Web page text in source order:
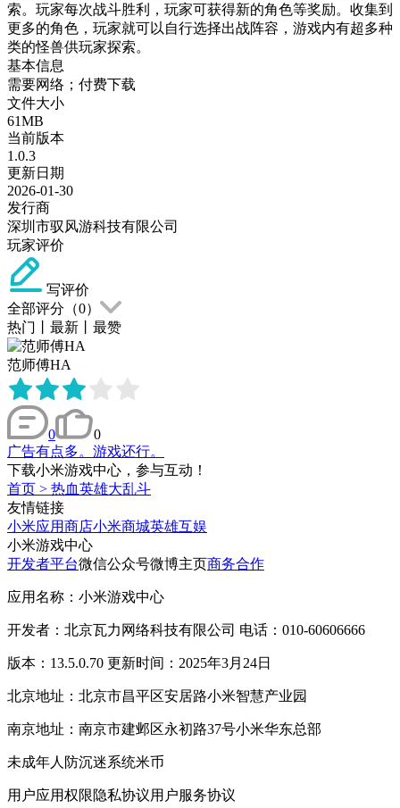
索。玩家每次战斗胜利，玩家可获得新的角色等奖励。收集到
更多的角色，玩家就可以自行选择出战阵容，游戏内有超多种
类的怪兽供玩家探索。
基本信息
需要网络；付费下载
文件大小
61MB
当前版本
1.0.3
更新日期
2026-01-30
发行商
深圳市驭风游科技有限公司
玩家评价
写评价
全部评分（0）
热门
最新 最赞
范师傅HA
0
0
广告有点多。游戏还行。
下载小米游戏中心，参与互动！
首页 > 热血英雄大乱斗
友情链接
小米应用商店小米商城英雄互娱
小米游戏中心
开发者平台微信公众号微博主页商务合作
应用名称：小米游戏中心
开发者：北京瓦力网络科技有限公司 电话：010-60606666
版本：13.5.0.70 更新时间：2025年3月24日
北京地址：北京市昌平区安居路小米智慧产业园
南京地址：南京市建邺区永初路37号小米华东总部
未成年人防沉迷系统米币
用户应用权限隐私协议用户服务协议